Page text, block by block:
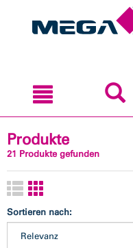
Produkte
21 Produkte gefunden
Sortieren nach: